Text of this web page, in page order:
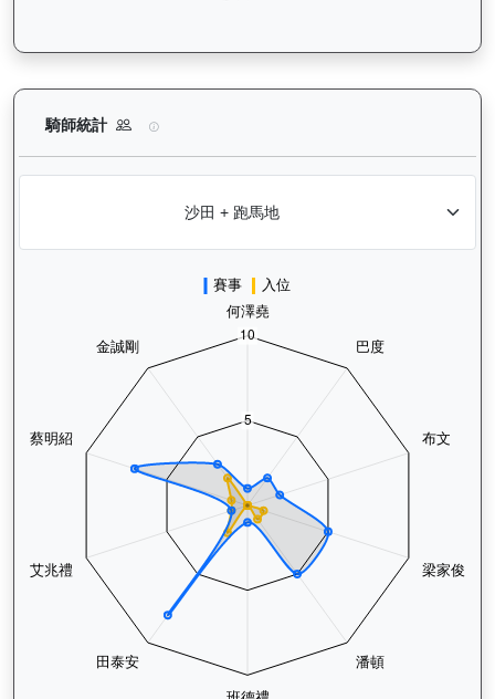
騎師統計 型到爆（H011）— 騎師統計分析：查看各騎師